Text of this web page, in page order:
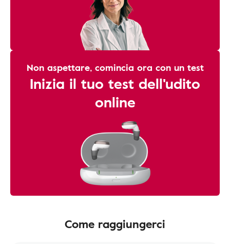
Non aspettare, comincia ora con un test
Inizia il tuo test dell'udito
online
Come raggiungerci